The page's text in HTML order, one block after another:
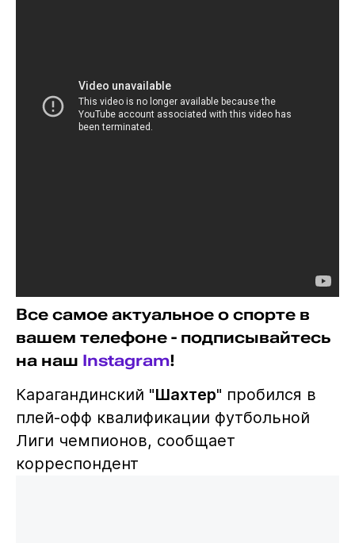
Все самое актуальное о спорте в
вашем телефоне - подписывайтесь
на наш Instagram!
Карагандинский "Шахтер" пробился в
плей-офф квалификации футбольной
Лиги чемпионов, сообщает
корреспондент